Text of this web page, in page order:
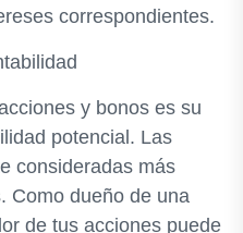
correspondientes.
y bonos es su
potencial. Las
consideradas más
Como dueño de una
de tus acciones puede